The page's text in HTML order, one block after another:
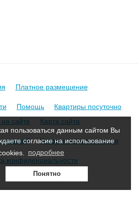
пользоваться данным сайтом Вы
согласие на использование
подробнее
Понятно
Платное размещение
Помощь
Квартиры посуточно
сайте
Карта сайта
Условия использования
конфиденциальности